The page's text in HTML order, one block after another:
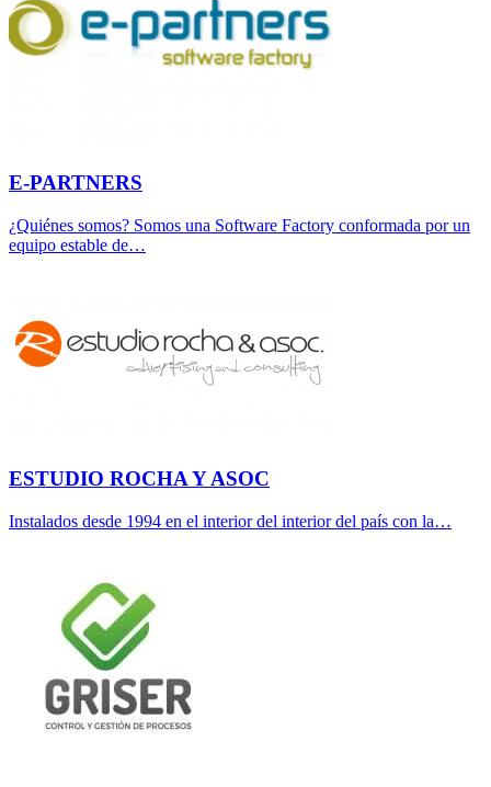
E-PARTNERS
¿Quiénes somos? Somos una Software Factory conformada por un
equipo estable de…
ESTUDIO ROCHA Y ASOC
Instalados desde 1994 en el interior del interior del país con la…